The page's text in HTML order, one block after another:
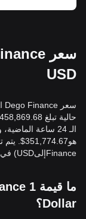
USD
FinanceإلىUSD) في الوقت الفعلي.
Dollar؟